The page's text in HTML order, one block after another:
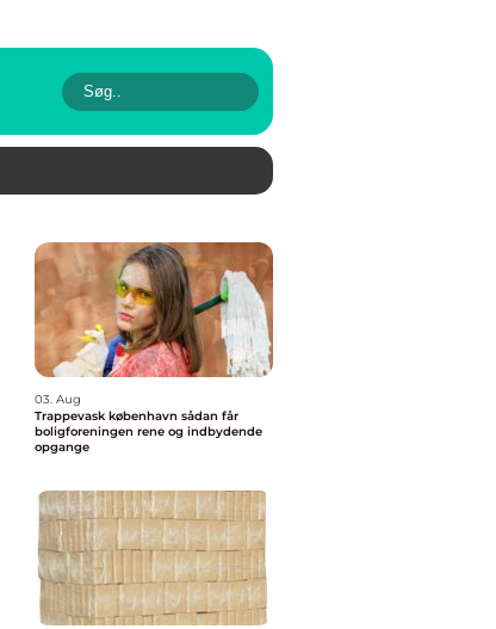
03. Aug
Trappevask københavn sådan får
boligforeningen rene og indbydende
opgange